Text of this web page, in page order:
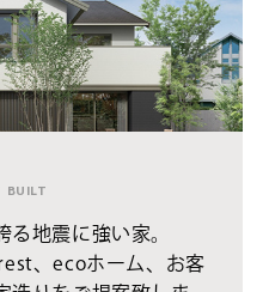
BUILT
る地震に強い家。
、ecoホーム、お客